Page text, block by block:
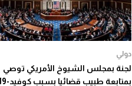
دولي
لجنة بمجلس الشيوخ الأمريكي توصي
بمتابعة طبيب قضائيا بسبب كوفيد-19